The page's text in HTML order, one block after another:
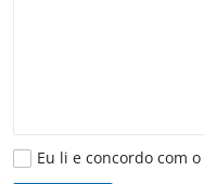
Fotos do Dia
Eu li e concordo com o